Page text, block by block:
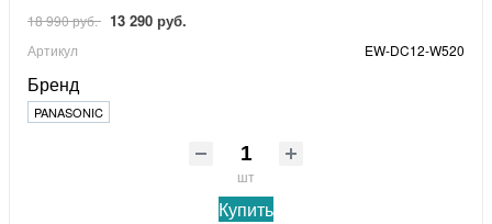
18 990 руб. 13 290 руб.
Артикул EW-DC12-W520
Бренд
PANASONIC
шт
Купить